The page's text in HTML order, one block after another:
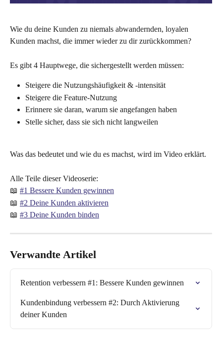
Wie du deine Kunden zu niemals abwandernden, loyalen
Kunden machst, die immer wieder zu dir zurückkommen?
Es gibt 4 Hauptwege, die sichergestellt werden müssen:
Steigere die Nutzungshäufigkeit & -intensität
Steigere die Feature-Nutzung
Erinnere sie daran, warum sie angefangen haben
Stelle sicher, dass sie sich nicht langweilen
Was das bedeutet und wie du es machst, wird im Video erklärt.
Alle Teile dieser Videoserie:
📖 #1 Bessere Kunden gewinnen
📖 #2 Deine Kunden aktivieren
📖 #3 Deine Kunden binden
Verwandte Artikel
Retention verbessern #1: Bessere Kunden gewinnen
Kundenbindung verbessern #2: Durch Aktivierung
deiner Kunden